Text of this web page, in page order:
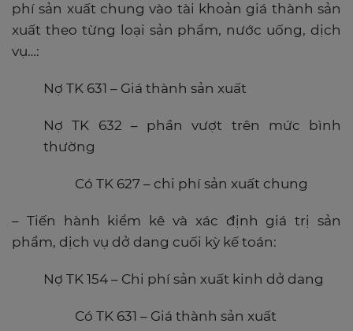
phí sản xuất chung vào tài khoản giá thành sản
xuất theo từng loại sản phẩm, nước uống, dịch
vụ…:
Nợ TK 631 – Giá thành sản xuất
Nợ TK 632 – phần vượt trên mức bình
thường
Có TK 627 – chi phí sản xuất chung
– Tiến hành kiểm kê và xác định giá trị sản
phẩm, dịch vụ dở dang cuối kỳ kế toán:
Nợ TK 154 – Chi phí sản xuất kinh dở dang
Có TK 631 – Giá thành sản xuất